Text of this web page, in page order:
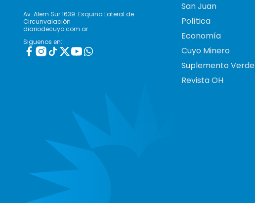
Av. Alem Sur 1639. Esquina Lateral de
Circunvalación
diariodecuyo.com.ar
Siguenos en:
San Juan
Política
Economía
Cuyo Minero
Suplemento Verde
Revista OH